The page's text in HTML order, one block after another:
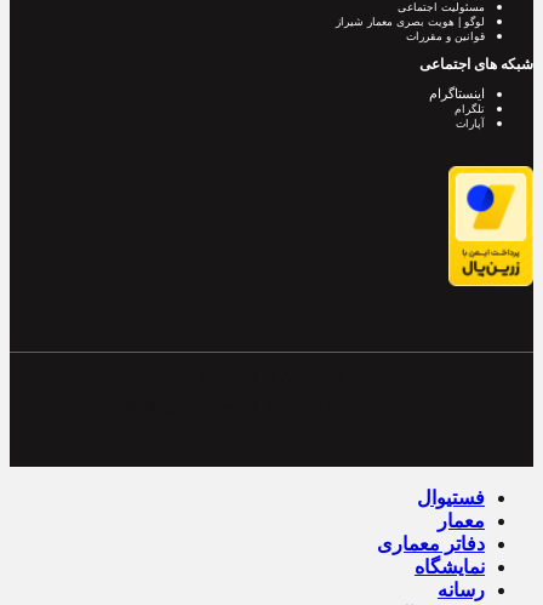
مسئولیت اجتماعی
لوگو | هویت بصری معمار شیراز
قوانین و مقررات
شبکه های اجتماعی
اینستاگرام
تلگرام
آپارات
فستیوال
معمار
دفاتر معماری
نمایشگاه
رسانه